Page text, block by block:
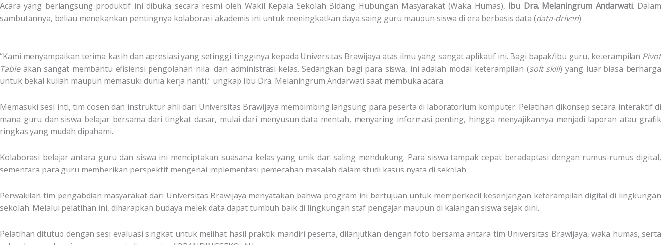
Acara yang berlangsung produktif ini dibuka secara resmi oleh Wakil Kepala Sekolah Bidang Hubungan Masyarakat (Waka Humas), Ibu Dra. Melaningrum Andarwati. Dalam
sambutannya, beliau menekankan pentingnya kolaborasi akademis ini untuk meningkatkan daya saing guru maupun siswa di era berbasis data (data-driven)
“Kami menyampaikan terima kasih dan apresiasi yang setinggi-tingginya kepada Universitas Brawijaya atas ilmu yang sangat aplikatif ini. Bagi bapak/ibu guru, keterampilan Pivot
Tableakan sangat membantu efisiensi pengolahan nilai dan administrasi kelas. Sedangkan bagi para siswa, ini adalah modal keterampilan (soft skill) yang luar biasa berharga
untuk bekal kuliah maupun memasuki dunia kerja nanti,” ungkap Ibu Dra. Melaningrum Andarwati saat membuka acara.
Memasuki sesi inti, tim dosen dan instruktur ahli dari Universitas Brawijaya membimbing langsung para peserta di laboratorium komputer. Pelatihan dikonsep secara interaktif di
mana guru dan siswa belajar bersama dari tingkat dasar, mulai dari menyusun data mentah, menyaring informasi penting, hingga menyajikannya menjadi laporan atau grafik
ringkas yang mudah dipahami.
Kolaborasi belajar antara guru dan siswa ini menciptakan suasana kelas yang unik dan saling mendukung. Para siswa tampak cepat beradaptasi dengan rumus-rumus digital,
sementara para guru memberikan perspektif mengenai implementasi pemecahan masalah dalam studi kasus nyata di sekolah.
Perwakilan tim pengabdian masyarakat dari Universitas Brawijaya menyatakan bahwa program ini bertujuan untuk memperkecil kesenjangan keterampilan digital di lingkungan
sekolah. Melalui pelatihan ini, diharapkan budaya melek data dapat tumbuh baik di lingkungan staf pengajar maupun di kalangan siswa sejak dini.
Pelatihan ditutup dengan sesi evaluasi singkat untuk melihat hasil praktik mandiri peserta, dilanjutkan dengan foto bersama antara tim Universitas Brawijaya, waka humas, serta